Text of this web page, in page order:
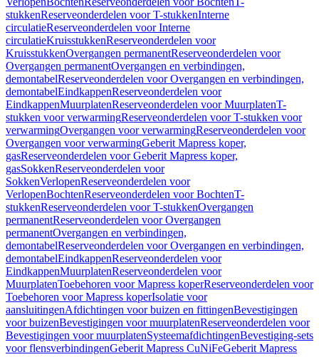
stukkenReserveonderdelen voor T-stukkenInterne
circulatieReserveonderdelen voor Interne
circulatieKruisstukkenReserveonderdelen voor
KruisstukkenOvergangen permanentReserveonderdelen voor
Overgangen permanentOvergangen en verbindingen,
demontabelReserveonderdelen voor Overgangen en verbindingen,
demontabelEindkappenReserveonderdelen voor
EindkappenMuurplatenReserveonderdelen voor MuurplatenT-
stukken voor verwarmingReserveonderdelen voor T-stukken voor
verwarmingOvergangen voor verwarmingReserveonderdelen voor
Overgangen voor verwarmingGeberit Mapress koper,
gasReserveonderdelen voor Geberit Mapress koper,
gasSokkenReserveonderdelen voor
SokkenVerlopenReserveonderdelen voor
VerlopenBochtenReserveonderdelen voor BochtenT-
stukkenReserveonderdelen voor T-stukkenOvergangen
permanentReserveonderdelen voor Overgangen
permanentOvergangen en verbindingen,
demontabelReserveonderdelen voor Overgangen en verbindingen,
demontabelEindkappenReserveonderdelen voor
EindkappenMuurplatenReserveonderdelen voor
MuurplatenToebehoren voor Mapress koperReserveonderdelen voor
Toebehoren voor Mapress koperIsolatie voor
aansluitingenAfdichtingen voor buizen en fittingenBevestigingen
voor buizenBevestigingen voor muurplatenReserveonderdelen voor
Bevestigingen voor muurplatenSysteemafdichtingenBevestiging-sets
voor flensverbindingenGeberit Mapress CuNiFeGeberit Mapress